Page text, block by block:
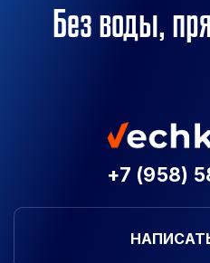
Без воды,
+7 (958)